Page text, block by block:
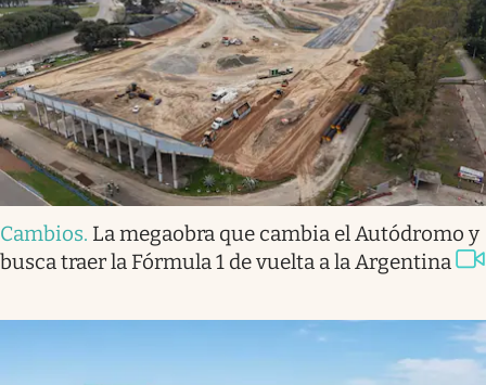
Cambios. La megaobra que cambia el Autódromo y
busca traer la Fórmula 1 de vuelta a la Argentina